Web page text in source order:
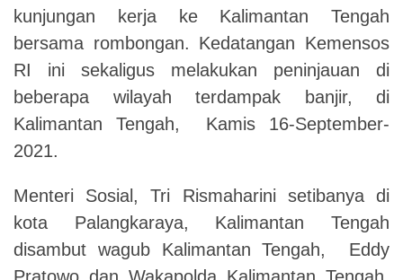
kunjungan kerja ke Kalimantan Tengah
bersama rombongan. Kedatangan Kemensos
RI ini sekaligus melakukan peninjauan di
beberapa wilayah terdampak banjir, di
Kalimantan Tengah, Kamis 16-September-
2021.
Menteri Sosial, Tri Rismaharini setibanya di
kota Palangkaraya, Kalimantan Tengah
disambut wagub Kalimantan Tengah, Eddy